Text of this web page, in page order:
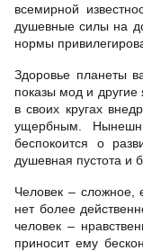
всемирной
душевные силы на
нормы
Здоровье планеты
показы мод и другие
в своих кругах
ущербным.
беспокоится о
душевная пустота и
Человек – сложное,
нет более
человек –
приносит ему